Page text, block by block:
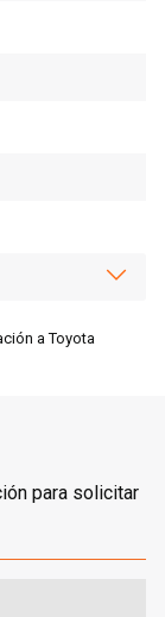
a Toyota
para solicitar